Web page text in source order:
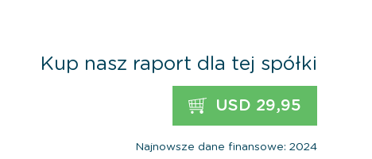
Kup nasz raport dla tej spółki
USD 29,95
Najnowsze dane finansowe: 2024